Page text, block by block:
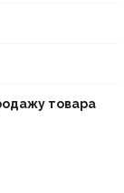
товара